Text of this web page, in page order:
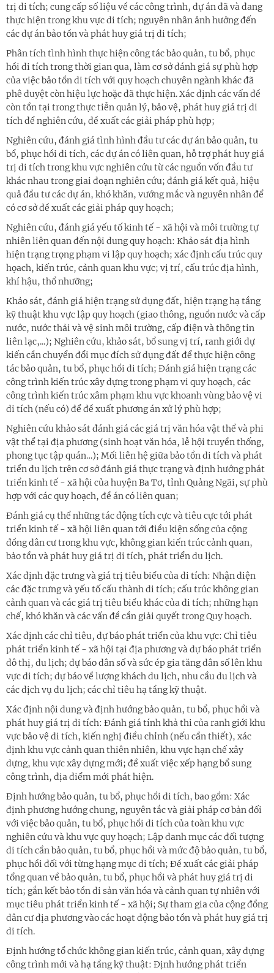
trị di tích; cung cấp số liệu về các công trình, dự án đã và đang
thực hiện trong khu vực di tích; nguyên nhân ảnh hưởng đến
các dự án bảo tồn và phát huy giá trị di tích;
Phân tích tình hình thực hiện công tác bảo quản, tu bổ, phục
hồi di tích trong thời gian qua, làm cơ sở đánh giá sự phù hợp
của việc bảo tồn di tích với quy hoạch chuyên ngành khác đã
phê duyệt còn hiệu lực hoặc đã thực hiện. Xác định các vấn đề
còn tồn tại trong thực tiễn quản lý, bảo vệ, phát huy giá trị di
tích để nghiên cứu, đề xuất các giải pháp phù hợp;
Nghiên cứu, đánh giá tình hình đầu tư các dự án bảo quản, tu
bổ, phục hồi di tích, các dự án có liên quan, hỗ trợ phát huy giá
trị di tích trong khu vực nghiên cứu từ các nguồn vốn đầu tư
khác nhau trong giai đoạn nghiên cứu; đánh giá kết quả, hiệu
quả đầu tư các dự án, khó khăn, vướng mắc và nguyên nhân để
có cơ sở đề xuất các giải pháp quy hoạch;
Nghiên cứu, đánh giá yếu tố kinh tế - xã hội và môi trường tự
nhiên liên quan đến nội dung quy hoạch: Khảo sát địa hình
hiện trạng trọng phạm vi lập quy hoạch; xác định cấu trúc quy
họach, kiến trúc, cảnh quan khu vực; vị trí, cấu trúc địa hình,
khí hậu, thổ nhưỡng;
Khảo sát, đánh giá hiện trạng sử dụng đất, hiện trạng hạ tầng
kỹ thuật khu vực lập quy hoạch (giao thông, nguồn nước và cấp
nước, nước thải và vệ sinh môi trường, cấp điện và thông tin
liên lạc,...); Nghiên cứu, khảo sát, bổ sung vị trí, ranh giới dự
kiến cần chuyển đổi mục đích sử dụng đất để thực hiện công
tác bảo quản, tu bổ, phục hồi di tích; Đánh giá hiện trạng các
công trình kiến trúc xây dựng trong phạm vi quy hoạch, các
công trình kiến trúc xâm phạm khu vực khoanh vùng bảo vệ vi
di tích (nếu có) để đề xuất phương án xử lý phù hợp;
Nghiên cứu khảo sát đánh giá các giá trị văn hóa vật thể và phi
vật thể tại địa phương (sinh hoạt văn hóa, lễ hội truyền thống,
phong tục tập quán…); Mối liên hệ giữa bảo tồn di tích và phát
triển du lịch trên cơ sở đánh giá thực trạng và định hướng phát
triển kinh tế - xã hội của huyện Ba Tơ, tỉnh Quảng Ngãi, sự phù
hợp với các quy hoạch, đề án có liên quan;
Đánh giá cụ thể những tác động tích cực và tiêu cực tới phát
triển kinh tế - xã hội liên quan tới điều kiện sống của cộng
đồng dân cư trong khu vực, không gian kiến trúc cảnh quan,
bảo tồn và phát huy giá trị di tích, phát triển du lịch.
Xác định đặc trưng và giá trị tiêu biểu của di tích: Nhận diện
các đặc trưng và yếu tố cấu thành di tích; cấu trúc không gian
cảnh quan và các giá trị tiêu biểu khác của di tích; những hạn
chế, khó khăn và các vấn đề cần giải quyết trong Quy hoạch.
Xác định các chỉ tiêu, dự báo phát triển của khu vực: Chỉ tiêu
phát triển kinh tế - xã hội tại địa phương và dự báo phát triển
đô thị, du lịch; dự báo dân số và sức ép gia tăng dân số lên khu
vực di tích; dự báo về lượng khách du lịch, nhu cầu du lịch và
các dịch vụ du lịch; các chỉ tiêu hạ tầng kỹ thuật.
Xác định nội dung và định hướng bảo quản, tu bổ, phục hồi và
phát huy giá trị di tích: Đánh giá tính khả thi của ranh giới khu
vực bảo vệ di tích, kiến nghị điều chỉnh (nếu cần thiết), xác
định khu vực cảnh quan thiên nhiên, khu vực hạn chế xây
dựng, khu vực xây dựng mới; đề xuất việc xếp hạng bổ sung
công trình, địa điểm mới phát hiện.
Định hướng bảo quản, tu bổ, phục hồi di tích, bao gồm: Xác
định phương hướng chung, nguyên tắc và giải pháp cơ bản đối
với việc bảo quản, tu bổ, phục hồi di tích của toàn khu vực
nghiên cứu và khu vực quy hoạch; Lập danh mục các đối tượng
di tích cần bảo quản, tu bổ, phục hồi và mức độ bảo quản, tu bổ,
phục hồi đối với từng hạng mục di tích; Đề xuất các giải pháp
tổng quan về bảo quản, tu bổ, phục hồi và phát huy giá trị di
tích; gắn kết bảo tồn di sản văn hóa và cảnh quan tự nhiên với
mục tiêu phát triển kinh tế - xã hội; Sự tham gia của cộng đồng
dân cư địa phương vào các hoạt động bảo tồn và phát huy giá trị
di tích.
Định hướng tổ chức không gian kiến trúc, cảnh quan, xây dựng
công trình mới và hạ tầng kỹ thuật: Định hướng phát triển